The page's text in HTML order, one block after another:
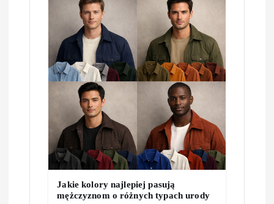
Jakie kolory najlepiej pasują
mężczyznom o różnych typach urody